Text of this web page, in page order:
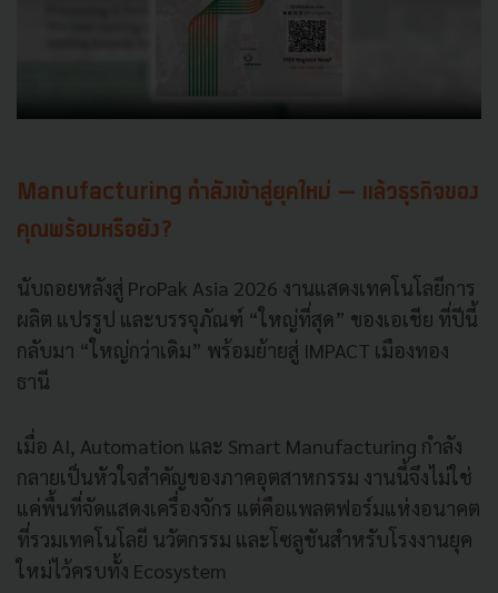
Manufacturing กำลังเข้าสู่ยุคใหม่ — แล้วธุรกิจของ
คุณพร้อมหรือยัง?
นับถอยหลังสู่ ProPak Asia 2026 งานแสดงเทคโนโลยีการ
ผลิต แปรรูป และบรรจุภัณฑ์ “ใหญ่ที่สุด” ของเอเชีย ที่ปีนี้
กลับมา “ใหญ่กว่าเดิม” พร้อมย้ายสู่ IMPACT เมืองทอง
ธานี
เมื่อ AI, Automation และ Smart Manufacturing กำลัง
กลายเป็นหัวใจสำคัญของภาคอุตสาหกรรม งานนี้จึงไม่ใช่
แค่พื้นที่จัดแสดงเครื่องจักร แต่คือแพลตฟอร์มแห่งอนาคต
ที่รวมเทคโนโลยี นวัตกรรม และโซลูชันสำหรับโรงงานยุค
ใหม่ไว้ครบทั้ง Ecosystem